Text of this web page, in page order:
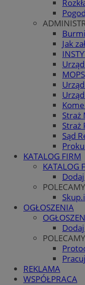
Jak
MOPS
Straż
Straż
Sąd
KATALOG FIRM
KATALOG
POLECAMY
OGŁOSZENIA
POLECAMY
REKLAMA
WSPÓŁPRACA